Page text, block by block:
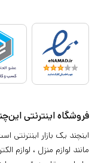
فروشگاه اینترنتی
اینچند یک بازار
مانند لوازم منزل ، لوازم